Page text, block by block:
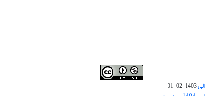
1403-02-01